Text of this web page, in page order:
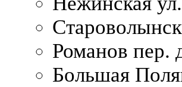
Романов пер.
Большая